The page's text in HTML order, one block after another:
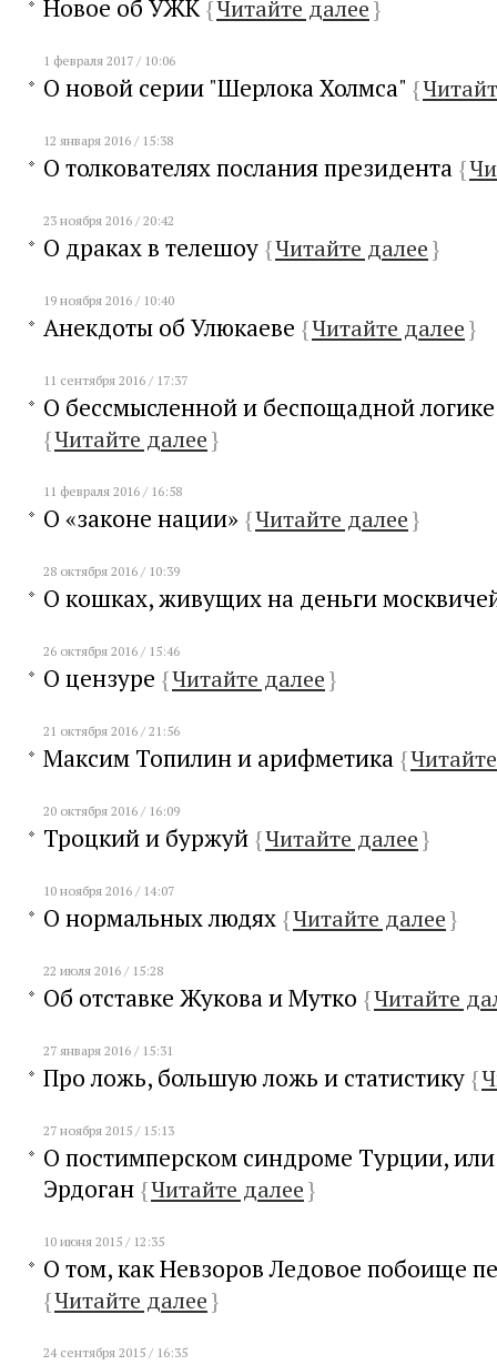
Новое об УЖК{Читайте далее}
1 февраля 2017 / 10:06
О новой серии "Шерлока Холмса" {
12 января 2016 / 15:38
О толкователях послания президента {
23 ноября 2016 / 20:42
О драках в телешоу {Читайте далее}
19 ноября 2016 / 10:40
Анекдоты об Улюкаеве {Читайте далее}
11 сентября 2016 / 17:37
О бессмысленной и беспощадной
{Читайте далее}
11 февраля 2016 / 16:58
О «законе нации» {Читайте далее}
28 октября 2016 / 10:39
О кошках, живущих на деньги
26 октября 2016 / 15:46
О цензуре {Читайте далее}
21 октября 2016 / 21:56
Максим Топилин и арифметика {
20 октября 2016 / 16:09
Троцкий и буржуй {Читайте далее}
10 ноября 2016 / 14:07
О нормальных людях {Читайте далее}
22 июля 2016 / 15:28
Об отставке Жукова и Мутко {Читайте
27 января 2016 / 15:31
Про ложь, большую ложь и статистику {
27 ноября 2015 / 15:13
О постимперском синдроме Турции, или
Эрдоган {Читайте далее}
10 июня 2015 / 12:35
О том, как Невзоров Ледовое побоище
{Читайте далее}
24 сентября 2015 / 16:35